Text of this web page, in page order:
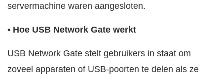
servermachine waren aangesloten.
• Hoe USB Network Gate werkt
USB Network Gate stelt gebruikers in staat om
zoveel apparaten of USB-poorten te delen als ze